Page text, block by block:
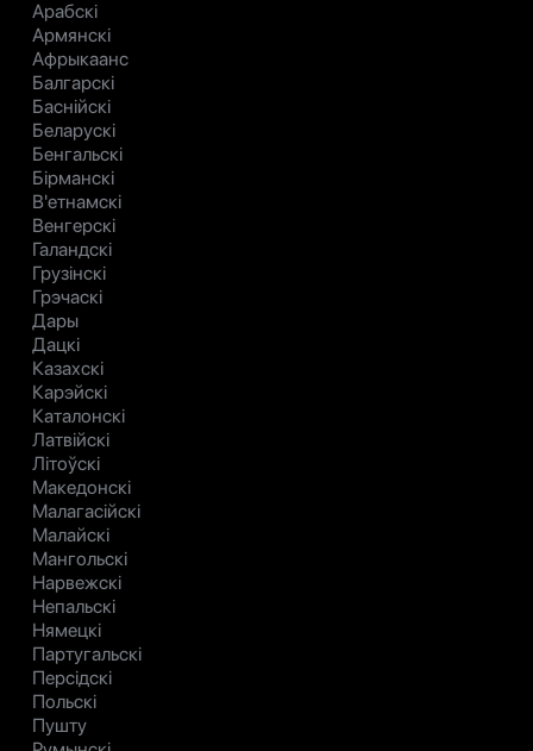
Арабскі
Армянскі
Афрыкаанс
Балгарскі
Баснійскі
Беларускі
Бенгальскі
Бірманскі
В'етнамскі
Венгерскі
Галандскі
Грузінскі
Грэчаскі
Дары
Дацкі
Казахскі
Карэйскі
Каталонскі
Латвійскі
Літоўскі
Македонскі
Малагасійскі
Малайскі
Мангольскі
Нарвежскі
Непальскі
Нямецкі
Партугальскі
Персідскі
Польскі
Пушту